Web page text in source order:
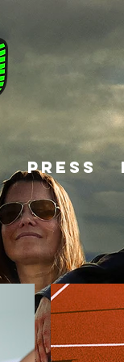
PRESS